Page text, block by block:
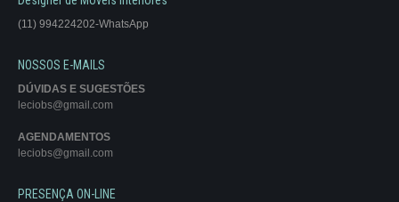
(11) 994224202-WhatsApp
NOSSOS E-MAILS
DÚVIDAS E SUGESTÕES
leciobs@gmail.com
AGENDAMENTOS
leciobs@gmail.com
PRESENÇA ON-LINE